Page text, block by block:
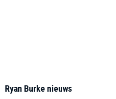
Ryan Burke nieuws